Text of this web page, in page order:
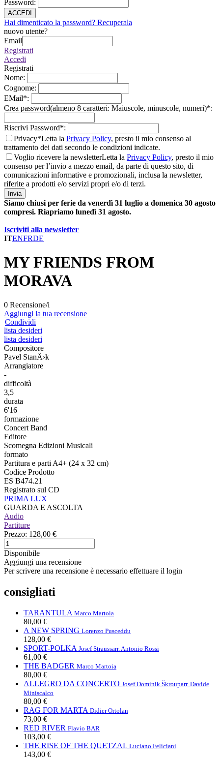
Password:
ACCEDI
Hai dimenticato la password? Recuperala
nuovo utente?
Email
Registrati
Accedi
Registrati
Nome:
Cognome:
EMail*:
Crea password(almeno 8 caratteri: Maiuscole, minuscole, numeri)*:
Riscrivi Password*:
Privacy*Letta la Privacy Policy, presto il mio consenso al
trattamento dei dati secondo le condizioni indicate.
Voglio ricevere la newsletterLetta la Privacy Policy, presto il mio
consenso per l’invio a mezzo email, da parte di questo sito, di
comunicazioni informative e promozionali, inclusa la newsletter,
riferite a prodotti e/o servizi propri e/o di terzi.
Invia
Siamo chiusi per ferie da venerdì 31 luglio a domenica 30 agosto
compresi. Riapriamo lunedì 31 agosto.
Iscriviti alla newsletter
ITENFRDE
MY FRIENDS FROM
MORAVA
0 Recensione/i
Aggiungi la tua recensione
Condividi
lista desideri
lista desideri
Compositore
Pavel StanÄ›k
Arrangiatore
-
difficoltà
3,5
durata
6'16
formazione
Concert Band
Editore
Scomegna Edizioni Musicali
formato
Partitura e parti A4+ (24 x 32 cm)
Codice Prodotto
ES B474.21
Registrato sul CD
PRIMA LUX
GUARDA E ASCOLTA
Audio
Partiture
Prezzo: 128,00 €
Disponibile
Aggiungi una recensione
Per scrivere una recensione è necessario effettuare il login
consigliati
TARANTULA Marco Martoia
80,00 €
A NEW SPRING Lorenzo Pusceddu
128,00 €
SPORT-POLKA Josef Straussarr. Antonio Rossi
61,00 €
THE BADGER Marco Martoia
80,00 €
ALLEGRO DA CONCERTO Josef Dominik Škrouparr. Davide
Miniscalco
80,00 €
RAG FOR MARTA Didier Ortolan
73,00 €
RED RIVER Flavio BAR
103,00 €
THE RISE OF THE QUETZAL Luciano Feliciani
143,00 €